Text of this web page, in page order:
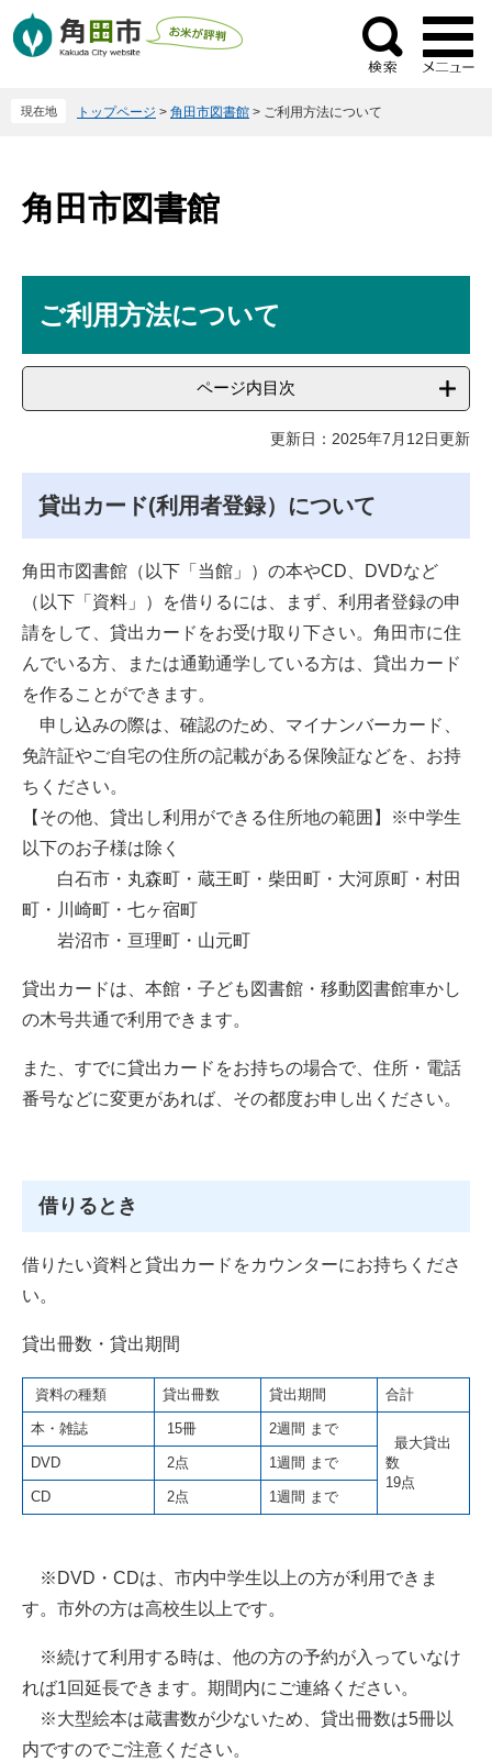
ー
ニ
検
索
現在地 トップページ > 角田市図書館 > ご利用方法について
角田市図書館
ご利用方法について
ページ内目次
更新日：2025年7月12日更新
貸出カード(利用者登録）について
角田市図書館（以下「当館」）の本やCD、DVDなど
（以下「資料」）を借りるには、まず、利用者登録の申
請をして、貸出カードをお受け取り下さい。角田市に住
んでいる方、または通勤通学している方は、貸出カード
を作ることができます。
申し込みの際は、確認のため、マイナンバーカード、
免許証やご自宅の住所の記載がある保険証などを、お持
ちください。
【その他、貸出し利用ができる住所地の範囲】※中学生
以下のお子様は除く
白石市・丸森町・蔵王町・柴田町・大河原町・村田
町・川崎町・七ヶ宿町
岩沼市・亘理町・山元町
貸出カードは、本館・子ども図書館・移動図書館車かし
の木号共通で利用できます。
また、すでに貸出カードをお持ちの場合で、住所・電話
番号などに変更があれば、その都度お申し出ください。
借りるとき
借りたい資料と貸出カードをカウンターにお持ちくださ
い。
貸出冊数・貸出期間
資料の種類 貸出冊数 貸出期間 合計
本・雑誌 15冊
2週間 まで
最大貸出
数
19点
DVD 2点 1週間 まで
CD 2点 1週間 まで
※DVD・CDは、市内中学生以上の方が利用できま
す。市外の方は高校生以上です。
※続けて利用する時は、他の方の予約が入っていなけ
れば1回延長できます。期間内にご連絡ください。
※大型絵本は蔵書数が少ないため、貸出冊数は5冊以
内ですのでご注意ください。